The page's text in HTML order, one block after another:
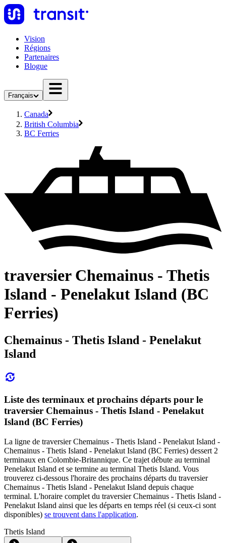
Vision
Régions
Partenaires
Blogue
Français
Canada
British Columbia
BC Ferries
traversier Chemainus - Thetis
Island - Penelakut Island (BC
Ferries)
Chemainus - Thetis Island - Penelakut
Island
Liste des terminaux et prochains départs pour le
traversier Chemainus - Thetis Island - Penelakut
Island (BC Ferries)
La ligne de traversier Chemainus - Thetis Island - Penelakut Island -
Chemainus - Thetis Island - Penelakut Island (BC Ferries) dessert 2
terminaux en Colombie-Britannique. Ce trajet débute au terminal
Penelakut Island et se termine au terminal Thetis Island. Vous
trouverez ci-dessous l'horaire des prochains départs du traversier
Chemainus - Thetis Island - Penelakut Island depuis chaque
terminal. L'horaire complet du traversier Chemainus - Thetis Island -
Penelakut Island ainsi que les départs en temps réel (si ceux-ci sont
disponibles) se trouvent dans l'application.
Thetis Island